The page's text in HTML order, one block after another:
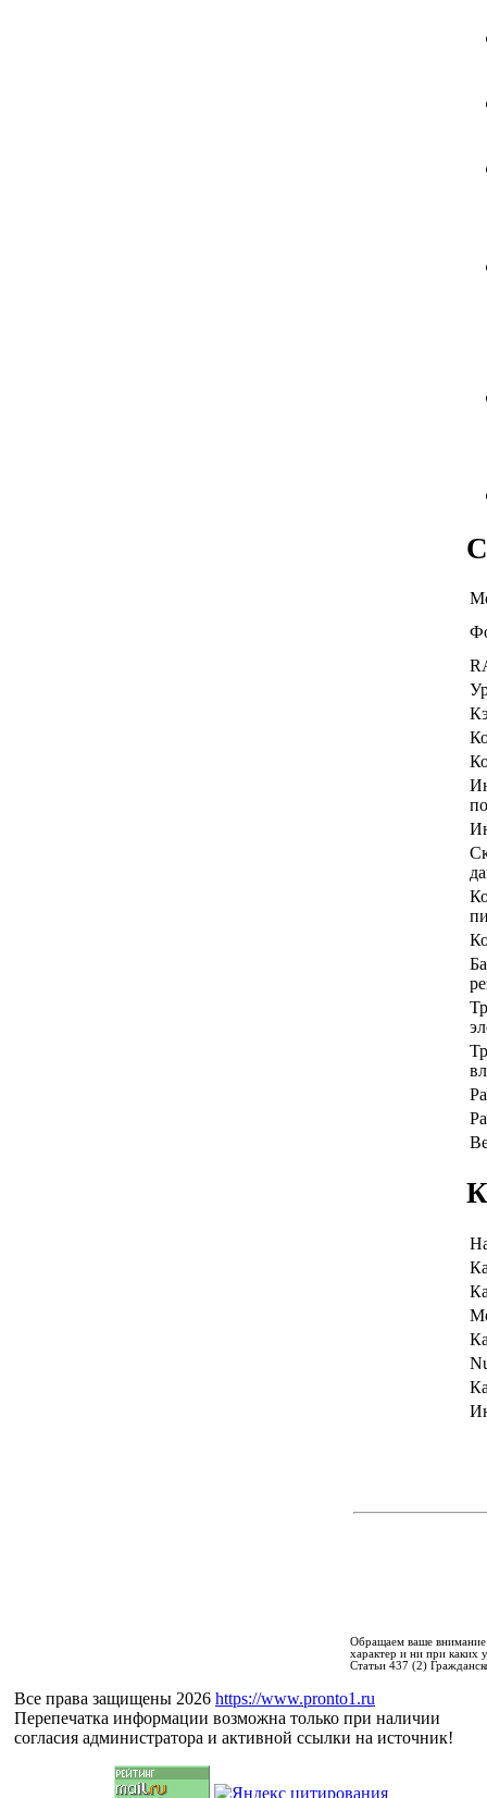
Обращаем ваше
характер и ни при каких
Статьи 437 (2)
Все права защищены 2026 https://www.pronto1.ru
Перепечатка информации возможна только при наличии
согласия администратора и активной ссылки на источник!